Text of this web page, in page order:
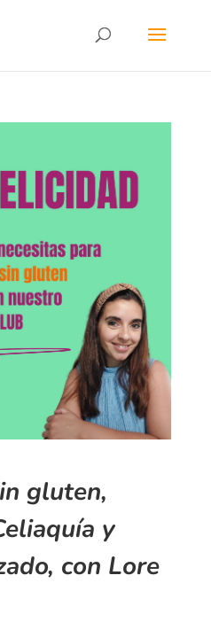
gluten,
y
con Lore